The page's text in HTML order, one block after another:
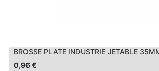
BROSSE PLATE INDUSTRIE JETABLE
0,96€